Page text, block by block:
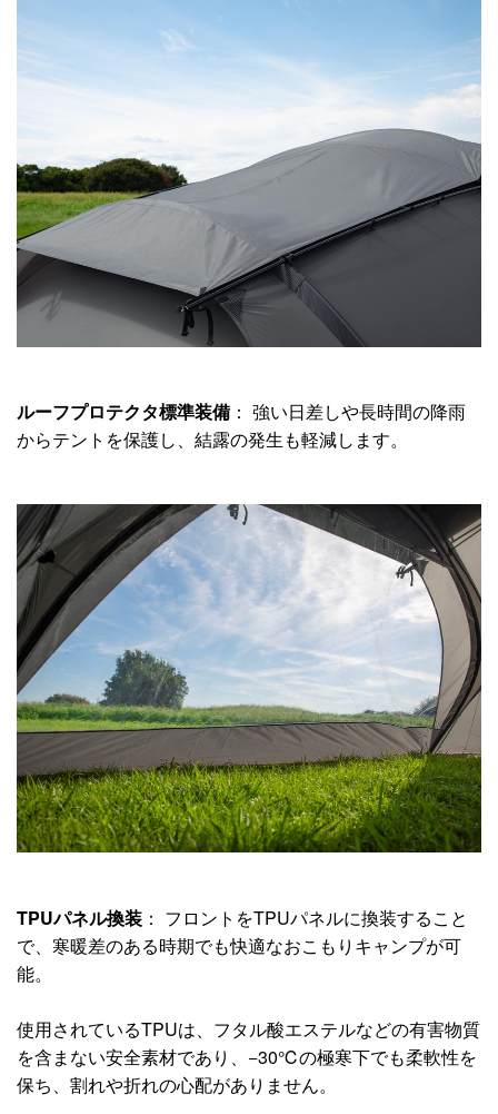
ルーフプロテクタ標準装備 ： 強い日差しや長時間の降雨
からテントを保護し、結露の発生も軽減します。
TPUパネル換装 ： フロントをTPUパネルに換装すること
で、寒暖差のある時期でも快適なおこもりキャンプが可
能。
使用されているTPUは、フタル酸エステルなどの有害物質
を含まない安全素材であり、−30℃の極寒下でも柔軟性を
保ち、割れや折れの心配がありません。